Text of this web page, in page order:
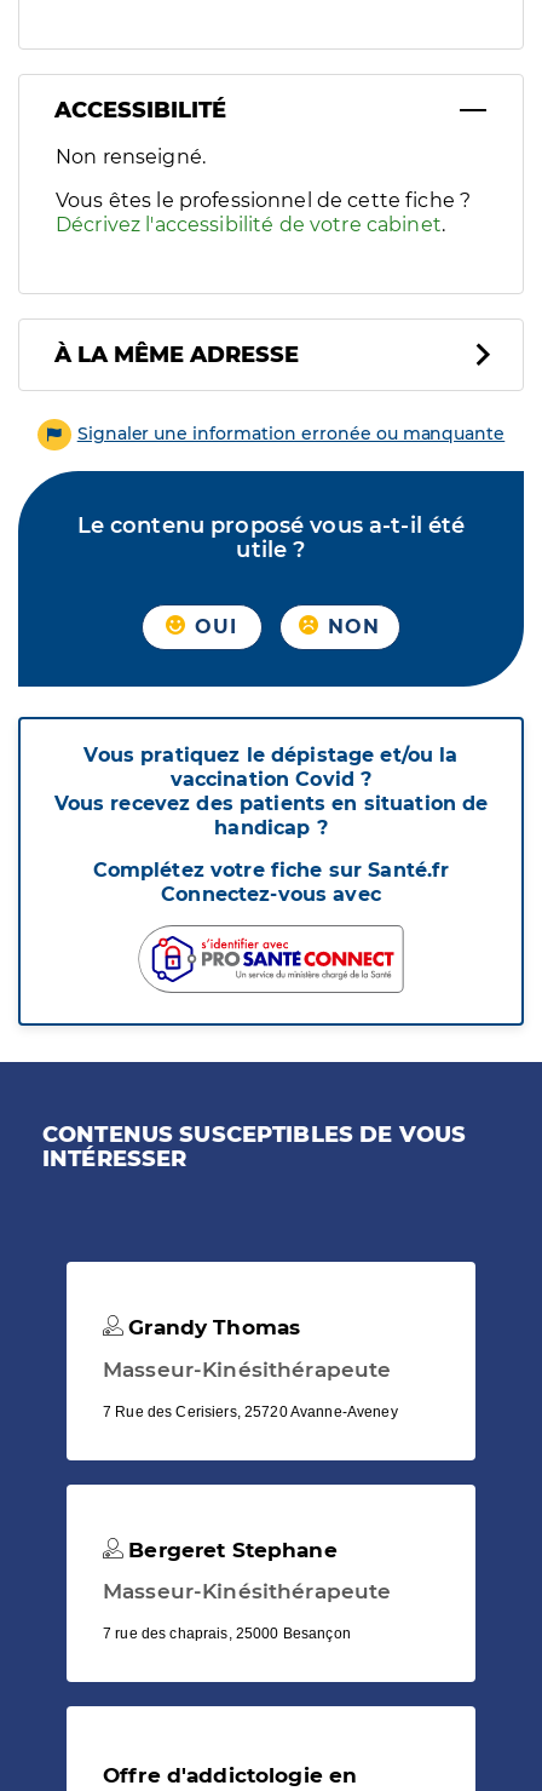
ACCESSIBILITÉ
Filtres
Sélectionnez un ou plusieurs handicaps/besoins
Non renseigné.
Vous êtes le professionnel de cette fiche ?
Décrivez l'accessibilité de votre cabinet.
À LA MÊME ADRESSE
Signaler une information erronée ou manquante
Le contenu proposé vous a-t-il été
utile ?
OUI NON
Vous pratiquez le dépistage et/ou la
vaccination Covid ?
Vous recevez des patients en situation de
handicap ?
Complétez votre fiche sur Santé.fr
Connectez-vous avec
CONTENUS SUSCEPTIBLES DE VOUS
INTÉRESSER
Grandy Thomas
Masseur-Kinésithérapeute
7 Rue des Cerisiers, 25720 Avanne-Aveney
Bergeret Stephane
Masseur-Kinésithérapeute
7 rue des chaprais, 25000 Besançon
Offre d'addictologie en